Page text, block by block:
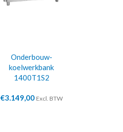
Onderbouw-
koelwerkbank
1400T1S2
€3.149,00 Excl. BTW